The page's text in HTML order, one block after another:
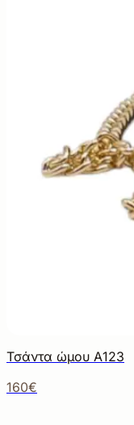
Τσάντα ώμου Α123
160€